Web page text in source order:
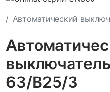
Автоматический
63/B25/3